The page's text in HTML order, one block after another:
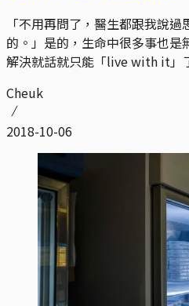
「不用再問了，醫生都跟我說
的。」是的，生命中很多事也
解決就話就只能「live with it」
Cheuk
2018-10-06